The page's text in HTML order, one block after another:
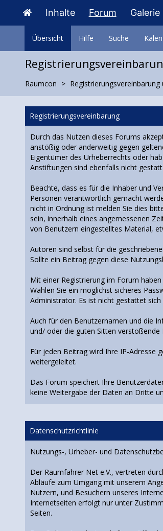
Inhalte Forum Galerie
Übersicht Hilfe Suche
Raumcon
Registrierungsvereinbarung
Durch das Nutzen dieses Forums
anstößig oder anderweitig gegen
Eigentümer des Urheberrechts oder
Anstiftungen sind ebenfalls nicht
Beachte, dass es für die Inhaber und
Personen verantwortlich gemacht
nicht in Ordnung ist melden Sie dies
sein, innerhalb eines angemessenen
von Benutzern eingestelltes Material,
Autoren sind selbst für die
Sollte ein Beitrag gegen diese
Mit einer Registrierung im Forum
Wählen Sie ein möglichst sicheres
Administrator. Es ist nicht gestattet
Auch für den Benutzernamen und die
und/ oder die guten Sitten
Für jeden Beitrag wird Ihre IP-Adresse
weitergeleitet.
Das Forum speichert Ihre
keine Weitergabe der Daten an Dritte
Datenschutzrichtlinie
Nutzungs-, Urheber- und
Der Raumfahrer Net e.V., vertreten
Abläufe zum Umgang mit unserem
Nutzern, und Besuchern unseres
Internetseiten erfolgt nur unter
Seiten.